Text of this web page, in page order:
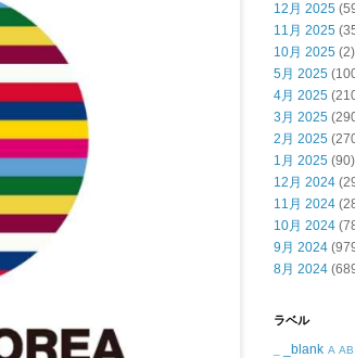
12月 2025
11月 2025
10月 2025 (2)
5月 2025
4月 2025
3月 2025
2月 2025
1月 2025 (90)
12月 2024
11月 2024
10月 2024
9月 2024
8月 2024
ラベル
_blank A AB